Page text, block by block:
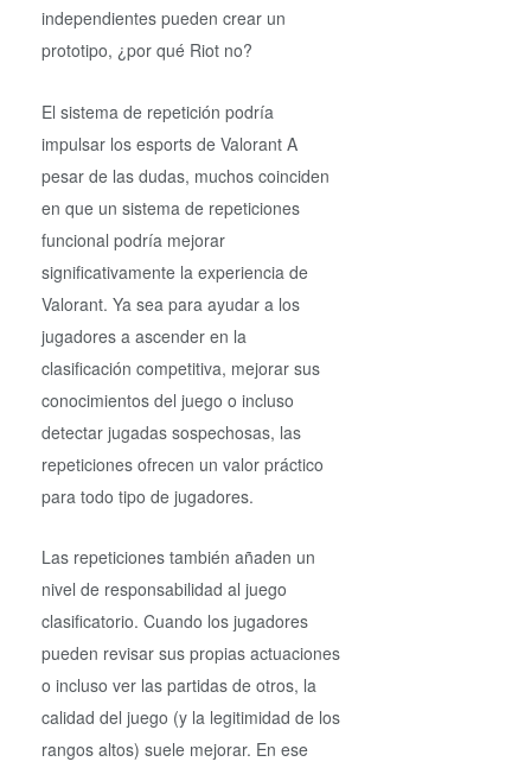
independientes pueden crear un
prototipo, ¿por qué Riot no?
El sistema de repetición podría
impulsar los esports de Valorant A
pesar de las dudas, muchos coinciden
en que un sistema de repeticiones
funcional podría mejorar
significativamente la experiencia de
Valorant. Ya sea para ayudar a los
jugadores a ascender en la
clasificación competitiva, mejorar sus
conocimientos del juego o incluso
detectar jugadas sospechosas, las
repeticiones ofrecen un valor práctico
para todo tipo de jugadores.
Las repeticiones también añaden un
nivel de responsabilidad al juego
clasificatorio. Cuando los jugadores
pueden revisar sus propias actuaciones
o incluso ver las partidas de otros, la
calidad del juego (y la legitimidad de los
rangos altos) suele mejorar. En ese